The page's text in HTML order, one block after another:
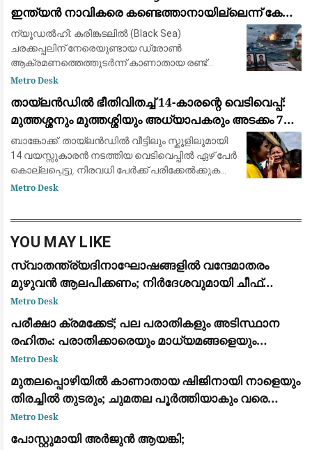
ഇന്ത്യൻ നാവികരെ കണ്ടെത്താനായില്ലെന്ന് കേന്ദ്ര
സർക്കാർ
ന്യൂഡൽഹി: കരിങ്കടലിൽ (Black Sea)
ചരക്കപ്പലിന് നേരെയുണ്ടായ ഡ്രോൺ
ആക്രമണത്തെത്തുടർന്ന് കാണാതായ രണ്ട്
ഇന്ത്യൻ നാവികരെ കണ്ടെത്താൻ
കോടതിയെ അറിയിച്ചു. വിപുലമായ തിരച
Metro Desk
തായ്‌ലൻഡിൽ ഭീതിവിതച്ച് 14-കാരന്റെ വെടിവെപ്പ്:
മുത്തശ്ശനും മുത്തശ്ശിയും അധ്യാപകരും അടക്കം 7
പേർ കൊല്ലപ്പെട്ടു
ബാങ്കോക്ക്: തായ്‌ലൻഡിൽ വീട്ടിലും സ്കൂളിലുമായി
14 വയസ്സുകാരൻ നടത്തിയ വെടിവെപ്പിൽ ഏഴ് പേർ
കൊല്ലപ്പെട്ടു. നിരവധി പേർക്ക് പരിക്കേൽക്കുകയും
ചെയ്തു. വെള്ളിയാഴ്ച രാവിലെ ബാങ്കോക്കിന്
Metro Desk
YOU MAY LIKE
സ്വാതന്ത്ര്യദിനാഘോഷങ്ങളിൽ വന്ദേമാതരം
മുഴുവൻ ആലപിക്കണം; നിർദേശവുമായി ചീഫ്
സെക്രട്ടറി
Metro Desk
പരീക്ഷാ ക്രമക്കേട്; പല പരാതികളും അടിസ്ഥാന
രഹിതം: പരാതിക്കാരെയും മാധ്യമങ്ങളെയും
വിമര്‍ശിച്ച് പിഎസ്‌സി
Metro Desk
മുതലപ്പൊഴിയിൽ കാണാതായ ഷിജിനായി നാളെയും
തിരച്ചിൽ തുടരും; ചുമതല പൂർത്തിയാകും വരെ
തീരത്തുണ്ടാകുമെന്ന് മന്ത്രി സി.പി. ജോൺ
Metro Desk
പോസ്റ്റുമായി അർജുൻ ആയങ്കി;